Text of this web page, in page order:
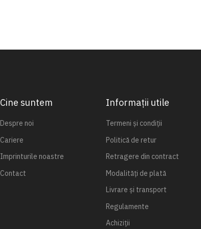
Cine suntem
Despre noi
Cariere
Imprinturile noastre
Contact
Informații utile
Termeni și condiții
Politică de retur
Retragere din contract
Modalități de plată
Livrare și transport
Regulamente
Achiziții